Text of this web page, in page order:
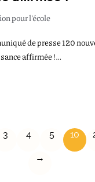
pour l'école
de presse 120
affirmée !…
3 4 5 10
→